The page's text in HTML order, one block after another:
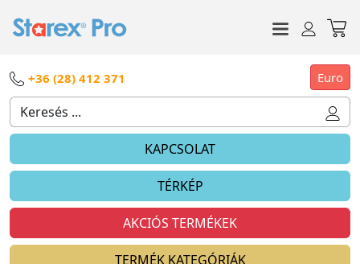
+36 (28) 412 371 Euro
KAPCSOLAT
TÉRKÉP
AKCIÓS TERMÉKEK
TERMÉK KATEGÓRIÁK